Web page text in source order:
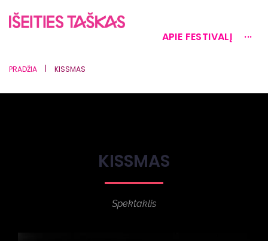
APIE FESTIVALĮ ···
PRADŽIA | KISSMAS
KISSMAS
Spektaklis